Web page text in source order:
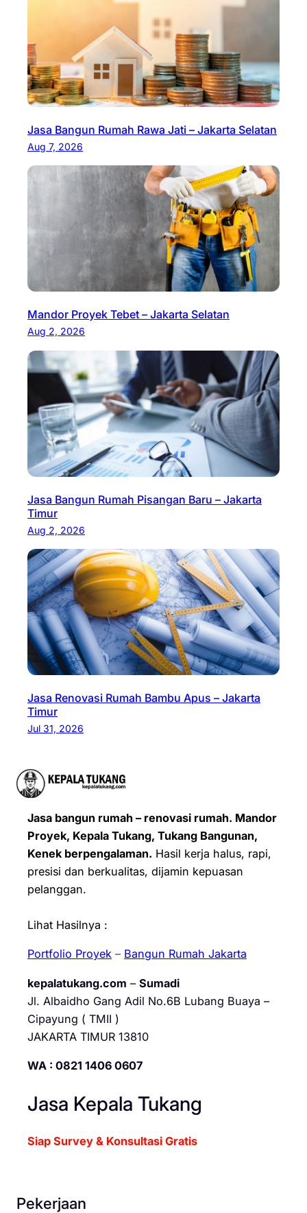
Jasa Bangun Rumah Rawa Jati – Jakarta Selatan
Aug 7, 2026
Mandor Proyek Tebet – Jakarta Selatan
Aug 2, 2026
Jasa Bangun Rumah Pisangan Baru – Jakarta
Timur
Aug 2, 2026
Jasa Renovasi Rumah Bambu Apus – Jakarta
Timur
Jul 31, 2026
Jasa bangun rumah – renovasi rumah. Mandor
Proyek, Kepala Tukang, Tukang Bangunan,
Kenek berpengalaman. Hasil kerja halus, rapi,
presisi dan berkualitas, dijamin kepuasan
pelanggan.
Lihat Hasilnya :
Portfolio Proyek – Bangun Rumah Jakarta
kepalatukang.com – Sumadi
Jl. Albaidho Gang Adil No.6B Lubang Buaya –
Cipayung ( TMII )
JAKARTA TIMUR 13810
WA : 0821 1406 0607
Jasa Kepala Tukang
Siap Survey & Konsultasi Gratis
Pekerjaan